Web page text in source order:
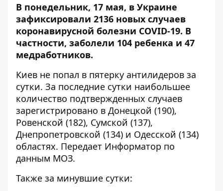
В понедельник, 17 мая, в Украине
зафиксировали 2136 новых случаев
коронавирусной болезни COVID-19. В
частности, заболели 104 ребенка и 47
медработников.
Киев не попал в пятерку антилидеров за
сутки. За последние сутки наибольшее
количество подтвержденных случаев
зарегистрировано в Донецкой (190),
Ровенской (182), Сумской (137),
Днепропетровской (134) и Одесской (134)
областях. Передает Информатор по
данным МОЗ.
Также за минувшие сутки: